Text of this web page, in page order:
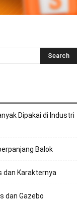
Dipakai di Industri
Balok
dan Karakternya
dan Gazebo